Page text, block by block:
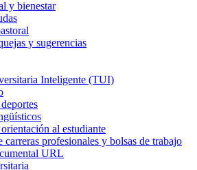
y bienestar
y sugerencias
Inteligente (TUI)
al estudiante
carreras profesionales y bolsas de trabajo
URL